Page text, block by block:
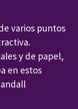
varios puntos
y de papel,
en estos